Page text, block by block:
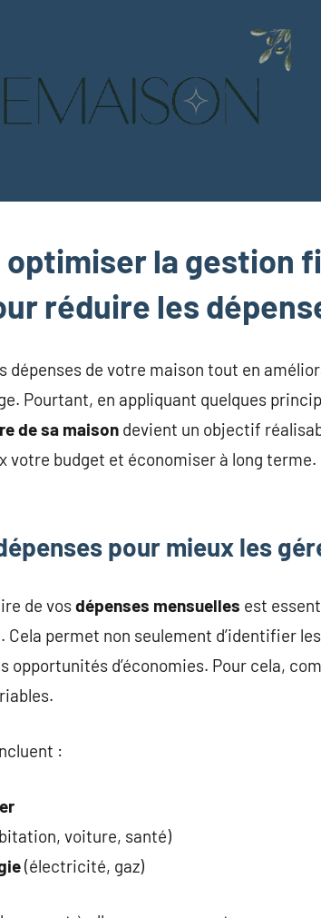
optimiser la gestion
réduire les
dépenses de votre maison tout en
Pourtant, en appliquant quelques
de sa maison devient un objectif
votre budget et économiser à long
pour mieux les
de vosdépenses mensuelles est
permet non seulement d’identifier
opportunités d’économies. Pour cela,
:
voiture, santé)
(électricité, gaz)